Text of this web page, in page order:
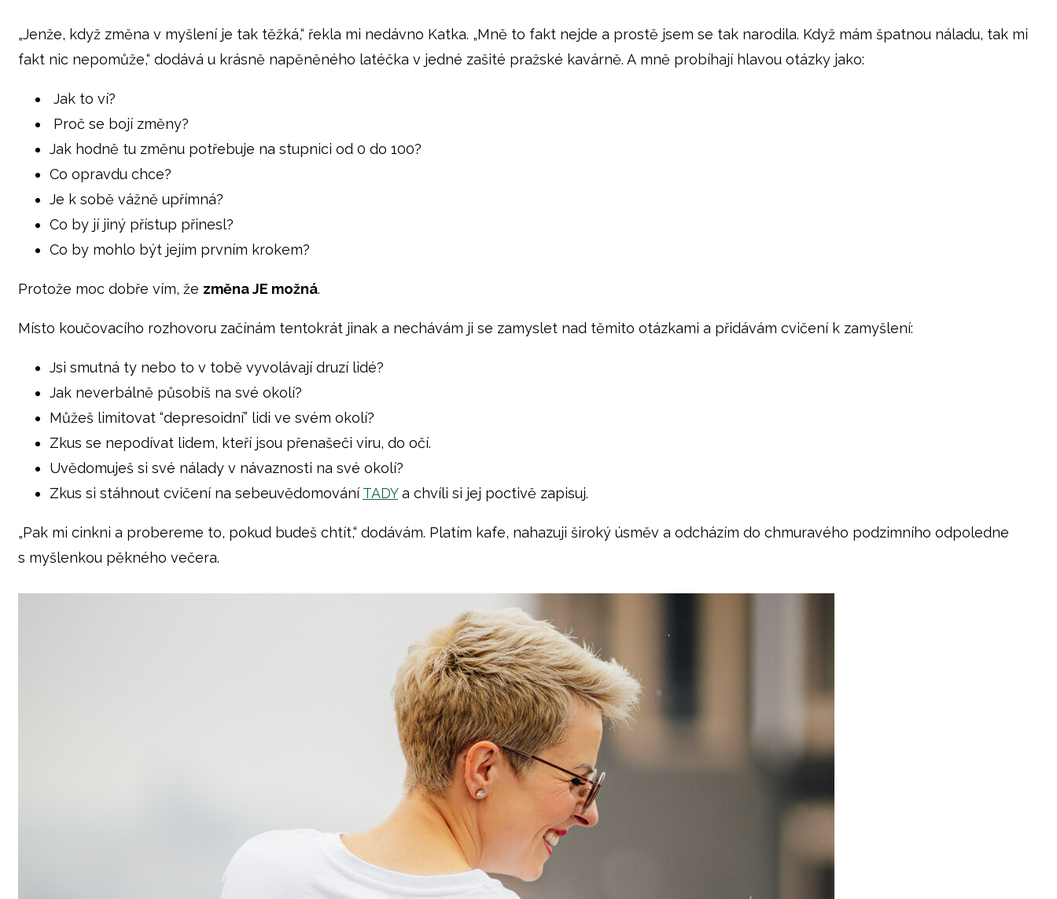
„Jenže, když změna v myšlení je tak těžká,“ řekla mi nedávno Katka. „Mně to fakt nejde a prostě jsem se tak narodila. Když mám špatnou náladu, tak mi
fakt nic nepomůže,“ dodává u krásně napěněného latéčka v jedné zašité pražské kavárně. A mně probíhají hlavou otázky jako:
Jak to ví?
Proč se bojí změny?
Jak hodně tu změnu potřebuje na stupnici od 0 do 100?
Co opravdu chce?
Je k sobě vážně upřímná?
Co by jí jiný přístup přinesl?
Co by mohlo být jejím prvním krokem?
Protože moc dobře vím, že změna JE možná.
Místo koučovacího rozhovoru začínám tentokrát jinak a nechávám ji se zamyslet nad těmito otázkami a přidávám cvičení k zamyšlení:
Jsi smutná ty nebo to v tobě vyvolávají druzí lidé?
Jak neverbálně působíš na své okolí?
Můžeš limitovat “depresoidní” lidi ve svém okolí?
Zkus se nepodívat lidem, kteří jsou přenašeči viru, do očí.
Uvědomuješ si své nálady v návaznosti na své okolí?
Zkus si stáhnout cvičení na sebeuvědomováníTADYa chvíli si jej poctivě zapisuj.
„Pak mi cinkni a probereme to, pokud budeš chtít,“ dodávám. Platím kafe, nahazuji široký úsměv a odcházím do chmuravého podzimního odpoledne
s myšlenkou pěkného večera.